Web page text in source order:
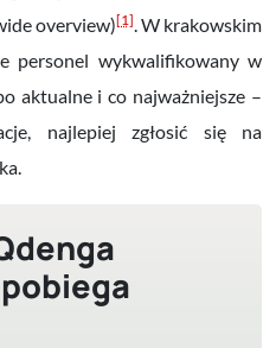
overview)[1]. W krakowskim
personel wykwalifikowany w
aktualne i co najważniejsze –
najlepiej zgłosić się na